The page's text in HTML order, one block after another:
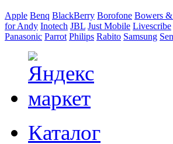
Apple Benq BlackBerry Borofone Bowers
for Andy Inotech JBL Just Mobile Livescribe
Panasonic Parrot Philips Rabito Samsung
Каталог